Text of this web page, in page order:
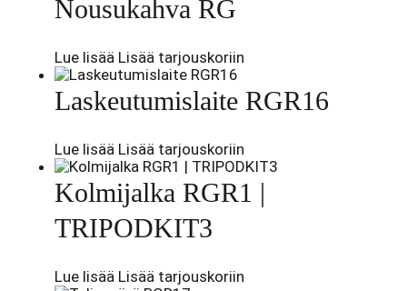
Nousukahva RG
Lue lisää Lisää tarjouskoriin
Laskeutumislaite RGR16
Lue lisää Lisää tarjouskoriin
Kolmijalka RGR1 |
TRIPODKIT3
Lue lisää Lisää tarjouskoriin